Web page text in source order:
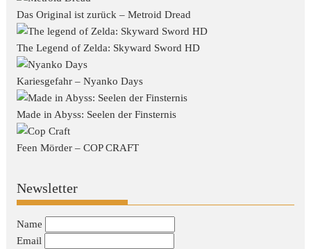
Das Original ist zurück – Metroid Dread
The Legend of Zelda: Skyward Sword HD
Kariesgefahr – Nyanko Days
Made in Abyss: Seelen der Finsternis
Feen Mörder – COP CRAFT
Newsletter
Name
Email